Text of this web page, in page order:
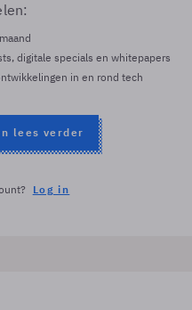
digitale specials en whitepapers
in en rond tech
lees verder
Log in